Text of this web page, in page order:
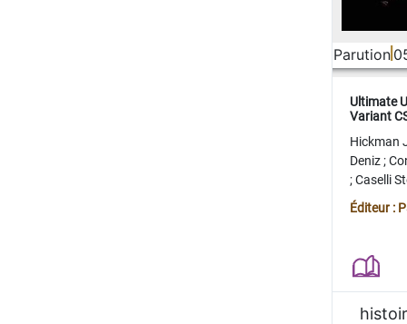
Parution
Ultimate
Variant
Hickman
Deniz;
;Caselli
Juan
Éditeur :